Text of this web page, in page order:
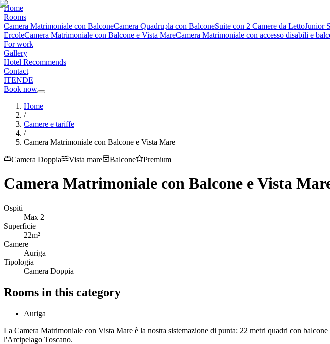
Home
Rooms
Camera Matrimoniale con BalconeCamera Quadrupla con BalconeSuite con 2 Camere da LettoJunior
ErcoleCamera Matrimoniale con Balcone e Vista MareCamera Matrimoniale con accesso disabili e
For work
Gallery
Hotel Recommends
Contact
ITENDE
Book now
Home
/
Camere e tariffe
/
Camera Matrimoniale con Balcone e Vista Mare
Camera Doppia Vista mare Balcone Premium
Camera Matrimoniale con Balcone e Vista
Ospiti
Max 2
Superficie
22m²
Camere
Auriga
Tipologia
Camera Doppia
Rooms in this category
Auriga
La Camera Matrimoniale con Vista Mare è la nostra sistemazione di punta: 22 metri quadri con
l'Arcipelago Toscano.